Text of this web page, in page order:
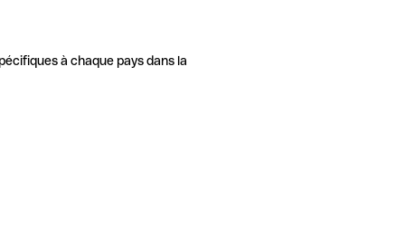
à chaque pays dans la